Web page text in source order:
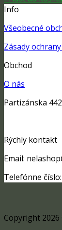
Info
Všeobecné
Zásady
Obchod
O nás
Partizánska
Rýchly kontakt
Email:
Telefónne
Copyright